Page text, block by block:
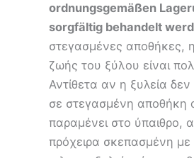
ordnungsgemäßen
sorgfältig behandelt
στεγασμένες αποθήκες, η
ζωής του ξύλου είναι
Αντίθετα αν η ξυλεία
σε στεγασμένη αποθήκη
παραμένει στο ύπαιθρο,
πρόχειρα σκεπασμένη